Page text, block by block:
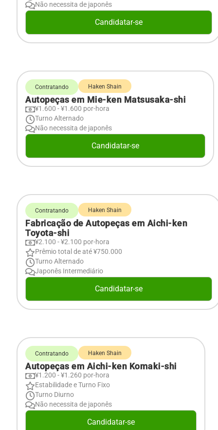
Não necessita de japonês
Candidatar-se
Contratando Haken Shain
Autopeças em Mie-ken Matsusaka-shi
¥1.600 - ¥1.600 por-hora
Turno Alternado
Não necessita de japonês
Candidatar-se
Contratando Haken Shain
Fabricação de Autopeças em Aichi-ken
Toyota-shi
¥2.100 - ¥2.100 por-hora
Prêmio total de até ¥750.000
Turno Alternado
Japonês Intermediário
Candidatar-se
Contratando Haken Shain
Autopeças em Aichi-ken Komaki-shi
¥1.200 - ¥1.260 por-hora
Estabilidade e Turno Fixo
Turno Diurno
Não necessita de japonês
Candidatar-se